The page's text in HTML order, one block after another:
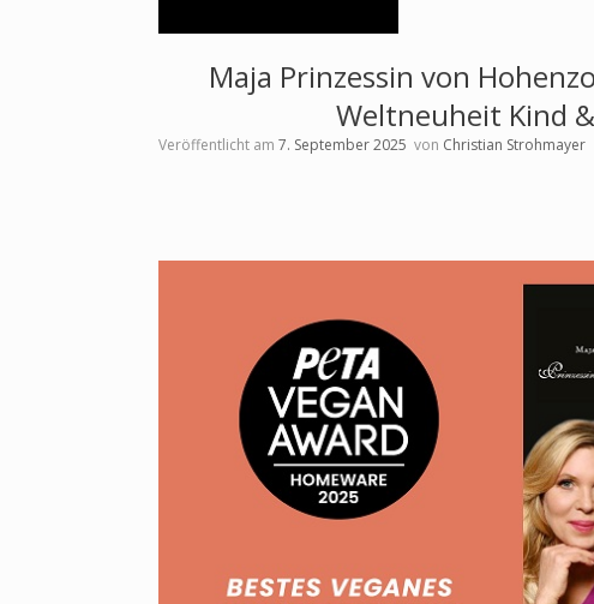
Maja Prinzessin von
Weltneuheit Kind
Veröffentlicht am 7. September 2025 von Christian Strohmayer